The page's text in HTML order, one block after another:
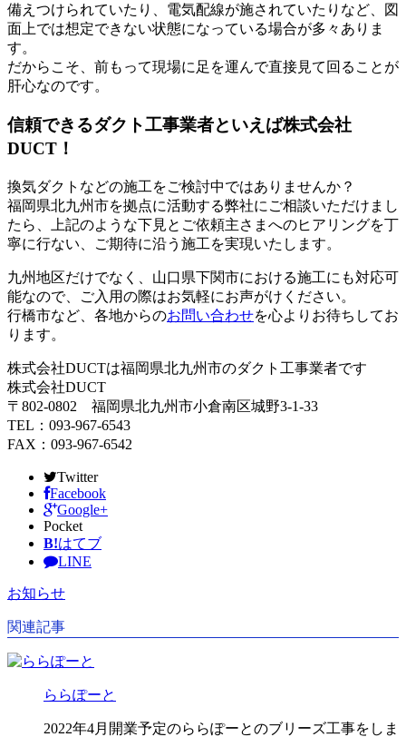
備えつけられていたり、電気配線が施されていたりなど、図
面上では想定できない状態になっている場合が多々ありま
す。
だからこそ、前もって現場に足を運んで直接見て回ることが
肝心なのです。
信頼できるダクト工事業者といえば株式会社
DUCT！
換気ダクトなどの施工をご検討中ではありませんか？
福岡県北九州市を拠点に活動する弊社にご相談いただけまし
たら、上記のような下見とご依頼主さまへのヒアリングを丁
寧に行ない、ご期待に沿う施工を実現いたします。
九州地区だけでなく、山口県下関市における施工にも対応可
能なので、ご入用の際はお気軽にお声がけください。
行橋市など、各地からのお問い合わせを心よりお待ちしてお
ります。
株式会社DUCTは福岡県北九州市のダクト工事業者です
株式会社DUCT
〒802-0802 福岡県北九州市小倉南区城野3-1-33
TEL：093-967-6543
FAX：093-967-6542
Twitter
Facebook
Google+
Pocket
B!はてブ
LINE
お知らせ
関連記事
ららぽーと
2022年4月開業予定のららぽーとのブリーズ工事をしま